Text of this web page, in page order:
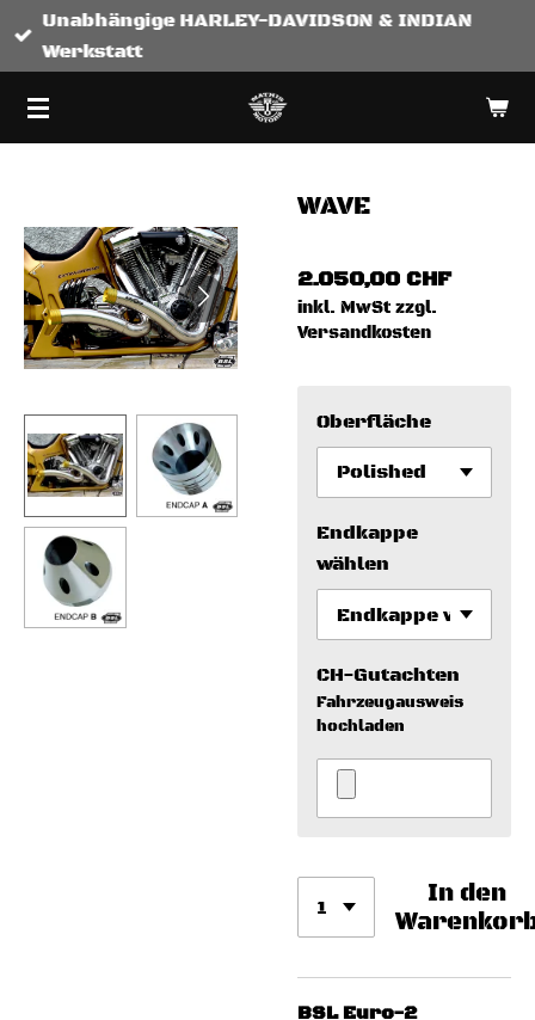
Zum
Hauptinhalt
Unabhängige HARLEY-DAVIDSON & INDIAN
Werkstatt
WAVE
2.050,00 CHF
inkl. MwSt zzgl.
Versandkosten
Oberfläche
Endkappe
wählen
CH-Gutachten
Fahrzeugausweis
hochladen
In den
BSL Euro-2